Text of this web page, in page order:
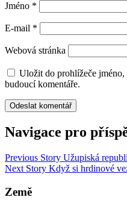
Jméno *
E-mail *
Webová stránka
Uložit do prohlížeče
budoucí komentáře.
Navigace pro
Previous Story Užupiská
Next Story Když si hrdinové
Země